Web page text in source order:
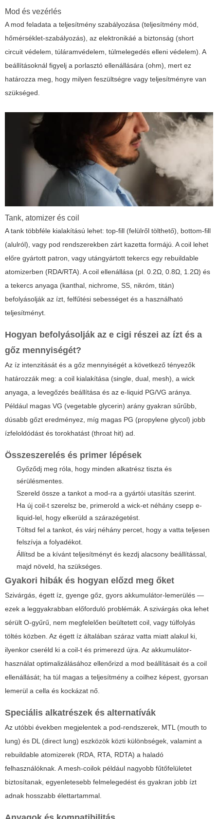
Mod és vezérlés
A mod feladata a teljesítmény szabályozása (teljesítmény mód,
hőmérséklet-szabályozás), az elektronikáé a biztonság (short
circuit védelem, túláramvédelem, túlmelegedés elleni védelem). A
beállításoknál figyelj a porlasztó ellenállására (ohm), mert ez
határozza meg, hogy milyen feszültségre vagy teljesítményre van
szükséged.
Tank, atomizer és coil
A tank többféle kialakítású lehet: top-fill (felülről tölthető), bottom-fill
(alulról), vagy pod rendszerekben zárt kazetta formájú. A coil lehet
előre gyártott patron, vagy utángyártott tekercs egy rebuildable
atomizerben (RDA/RTA). A coil ellenállása (pl. 0.2Ω, 0.8Ω, 1.2Ω) és
a tekercs anyaga (kanthal, nichrome, SS, nikróm, titán)
befolyásolják az ízt, felfűtési sebességet és a használható
teljesítményt.
Hogyan befolyásolják az e cigi részei az ízt és a
gőz mennyiségét?
Az íz intenzitását és a gőz mennyiségét a következő tényezők
határozzák meg: a coil kialakítása (single, dual, mesh), a wick
anyaga, a levegőzés beállítása és az e-liquid PG/VG aránya.
Például magas VG (vegetable glycerin) arány gyakran sűrűbb,
dúsabb gőzt eredményez, míg magas PG (propylene glycol) jobb
ízfeloldódást és torokhatást (throat hit) ad.
Összeszerelés és primer lépések
Győződj meg róla, hogy minden alkatrész tiszta és
sérülésmentes.
Szereld össze a tankot a mod-ra a gyártói utasítás szerint.
Ha új coil-t szerelsz be, primerold a wick-et néhány csepp e-
liquid-lel, hogy elkerüld a szárazégetést.
Töltsd fel a tankot, és várj néhány percet, hogy a vatta teljesen
felszívja a folyadékot.
Állítsd be a kívánt teljesítményt és kezdj alacsony beállítással,
majd növeld, ha szükséges.
Gyakori hibák és hogyan előzd meg őket
Szivárgás, égett íz, gyenge gőz, gyors akkumulátor-lemerülés —
ezek a leggyakrabban előforduló problémák. A szivárgás oka lehet
sérült O-gyűrű, nem megfelelően beültetett coil, vagy túlfolyás
töltés közben. Az égett íz általában száraz vatta miatt alakul ki,
ilyenkor cseréld ki a coil-t és primerezd újra. Az akkumulátor-
használat optimalizálásához ellenőrizd a mod beállításait és a coil
ellenállását; ha túl magas a teljesítmény a coilhez képest, gyorsan
lemerül a cella és kockázat nő.
Speciális alkatrészek és alternatívák
Az utóbbi években megjelentek a pod-rendszerek, MTL (mouth to
lung) és DL (direct lung) eszközök közti különbségek, valamint a
rebuildable atomizerek (RDA, RTA, RDTA) a haladó
felhasználóknak. A mesh-coilok például nagyobb fűtőfelületet
biztosítanak, egyenletesebb felmelegedést és gyakran jobb ízt
adnak hosszabb élettartammal.